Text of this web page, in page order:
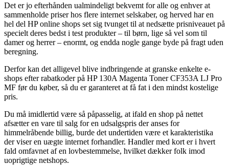
Det er jo efterhånden ualmindeligt bekvemt for alle og enhver at
sammenholde priser hos flere internet selskaber, og herved har en
hel del HP online shops set sig tvunget til at nedsætte prisniveauet på
specielt deres bedst i test produkter – til børn, lige så vel som til
damer og herrer – enormt, og endda nogle gange byde på fragt uden
beregning.
Derfor kan det alligevel blive indbringende at granske enkelte e-
shops efter rabatkoder på HP 130A Magenta Toner CF353A LJ Pro
MF før du køber, så du er garanteret at få fat i den mindst kostelige
pris.
Du må imidlertid være så påpasselig, at ifald en shop på nettet
afsætter en vare til salg for en udsalgspris der anses for
himmelråbende billig, burde det undertiden være et karakteristika
der viser en uægte internet forhandler. Handler med kort er i hvert
fald omfavnet af en lovbestemmelse, hvilket dækker folk imod
uoprigtige netshops.